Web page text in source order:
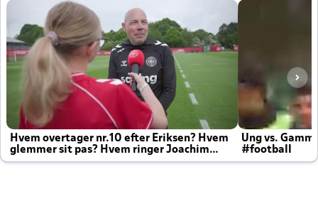
Hvem overtager nr.10 efter Eriksen? Hvem
glemmer sit pas? Hvem ringer Joachim
altid til efter kampe?
Ung vs.
#football